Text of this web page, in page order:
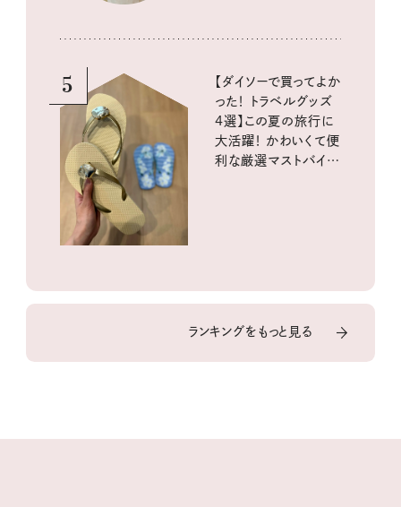
5
【ダイソーで買ってよか
った！ トラベルグッズ
4選】この夏の旅行に
大活躍！ かわいくて便
利な厳選マストバイア
ランキングをもっと見る